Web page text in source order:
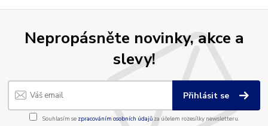
Nepropásněte novinky, akce a
slevy!
Přihlásit se
Souhlasím se zpracováním osobních údajůza účelem rozesílky newsletteru.